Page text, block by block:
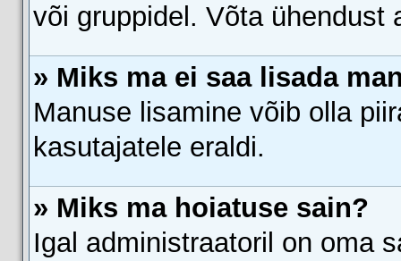
või gruppidel. Võta ühendust
» Miks ma ei saa lisada
Manuse lisamine võib olla
kasutajatele eraldi.
» Miks ma hoiatuse sain?
Igal administraatoril on oma